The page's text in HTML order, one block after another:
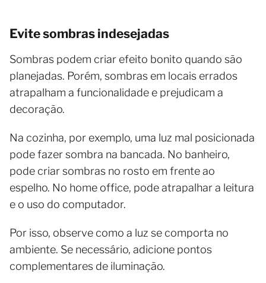
Evite sombras indesejadas
Sombras podem criar efeito bonito quando são
planejadas. Porém, sombras em locais errados
atrapalham a funcionalidade e prejudicam a
decoração.
Na cozinha, por exemplo, uma luz mal posicionada
pode fazer sombra na bancada. No banheiro,
pode criar sombras no rosto em frente ao
espelho. No home office, pode atrapalhar a leitura
e o uso do computador.
Por isso, observe como a luz se comporta no
ambiente. Se necessário, adicione pontos
complementares de iluminação.